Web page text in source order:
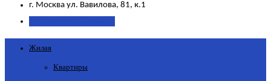
г. Москва ул. Вавилова, 81, к.1
Жилая
Квартиры